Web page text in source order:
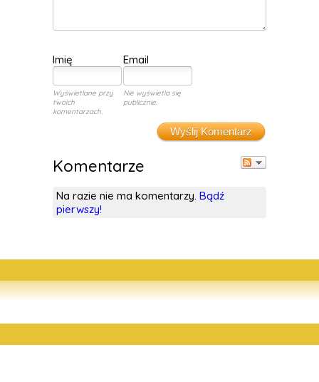
Komentarze
Na razie nie ma komentarzy. Bądź
pierwszy!
Imię Email
Wyświetlane przy
twoich
komentarzach.
Nie wyświetla się
publicznie.
Wyślij Komentarz